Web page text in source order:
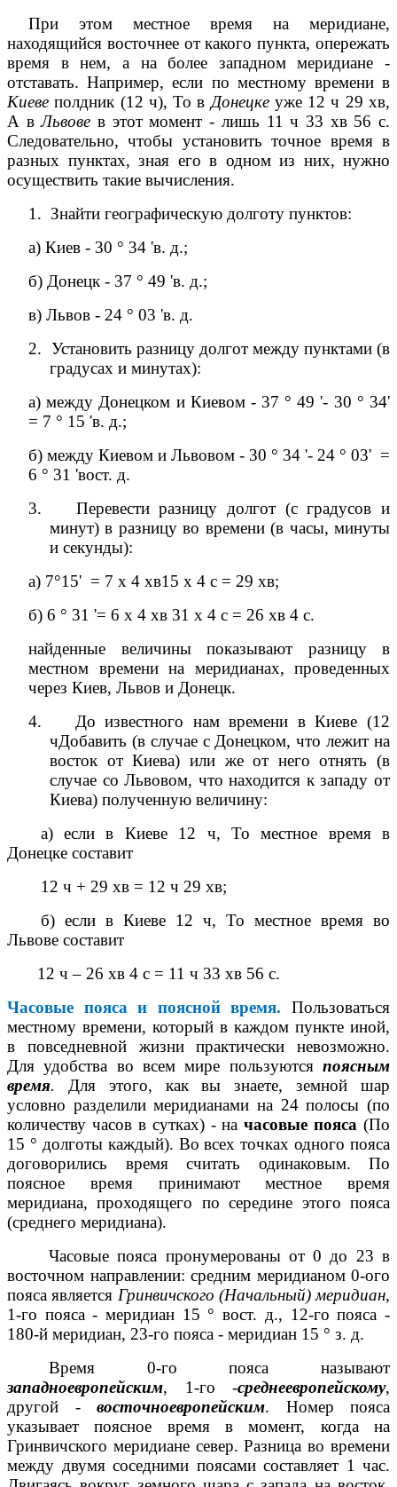
При этом местное время на меридиане,
находящийся восточнее от какого пункта, опережать
время в нем, а на более западном меридиане -
отставать. Например, если по местному времени в
Киеве полдник (12 ч), То в Донецкеуже 12ч 29хв,
А вЛьвове в этот момент - лишь 11ч 33 хв56 с.
Следовательно, чтобы установить точное время в
разных пунктах, зная его в одном из них, нужно
осуществить такие вычисления.
1. Знайти географическую долготу пунктов:
а) Киев - 30 ° 34 'в. д.;
б) Донецк - 37 ° 49 'в. д.;
в) Львов - 24 ° 03 'в. д.
2. Установить разницу долгот между пунктами (в
градусах и минутах):
а) между Донецком и Киевом - 37 ° 49 '- 30 ° 34'
= 7 ° 15 'в. д.;
б) между Киевом и Львовом - 30 ° 34 '- 24 ° 03' =
6 ° 31 'вост. д.
3.
Перевести разницу долгот (с градусов и
минут) в разницу во времени (в часы, минуты
и секунды):
а) 7°15' = 7 x 4 хв15 х 4 с = 29 хв;
б) 6 ° 31 '= 6 х 4 хв 31 х 4 с = 26 хв 4 с.
найденные величины показывают разницу в
местном времени на меридианах, проведенных
через Киев, Львов и Донецк.
4.
До известного нам времени в Киеве (12
чДобавить (в случае с Донецком, что лежит на
восток от Киева) или же от него отнять (в
случае со Львовом, что находится к западу от
Киева) полученную величину:
а) если в Киеве 12 ч, То местное время в
Донецке составит
12 ч + 29 хв= 12 ч 29 хв;
б) если в Киеве 12 ч, То местное время во
Львове составит
12 ч – 26 хв 4 с = 11 ч 33 хв 56 с.
Часовые пояса и поясной время.
Пользоваться
местному времени, который в каждом пункте иной,
в повседневной жизни практически невозможно.
Для удобства во всем мире пользуются поясным
время.
Для этого, как вы знаете, земной шар
условно разделили меридианами на 24 полосы (по
количеству часов в сутках) - начасовые пояса (По
15 ° долготы каждый). Во всех точках одного пояса
договорились время считать одинаковым. По
поясное время принимают местное время
меридиана, проходящего по середине этого пояса
(среднего меридиана).
Часовые пояса пронумерованы от 0 до 23 в
восточном направлении: средним меридианом 0-ого
пояса является Гринвичского (Начальный) меридиан,
1-го пояса - меридиан 15 ° вост. д., 12-го пояса -
180-й меридиан, 23-го пояса - меридиан 15 ° з. д.
Время 0-го пояса называют
западноевропейским, 1-го -среднеевропейскому,
другой - восточноевропейским. Номер пояса
указывает поясное время в момент, когда на
Гринвичского меридиане север. Разница во времени
между двумя соседними поясами составляет 1 час.